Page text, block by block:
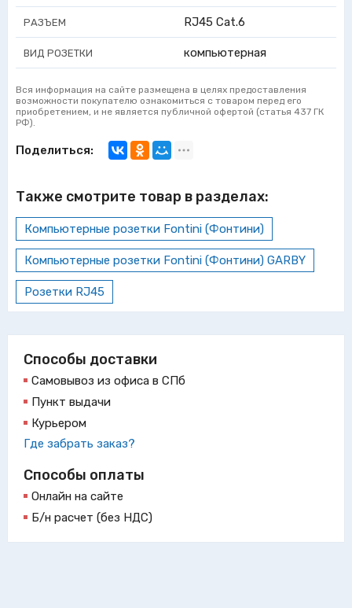
РАЗЪЕМ RJ45 Cat.6
ВИД РОЗЕТКИ компьютерная
Вся информация на сайте размещена в целях предоставления
возможности покупателю ознакомиться с товаром перед его
приобретением, и не является публичной офертой (статья 437 ГК
РФ).
Поделиться:
Также смотрите товар в разделах:
Компьютерные розетки Fontini (Фонтини)
Компьютерные розетки Fontini (Фонтини) GARBY
Розетки RJ45
Способы доставки
Самовывоз из офиса в СПб
Пункт выдачи
Курьером
Где забрать заказ?
Способы оплаты
Онлайн на сайте
Б/н расчет (без НДС)